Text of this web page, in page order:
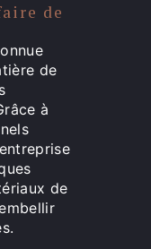
de
de
à
de